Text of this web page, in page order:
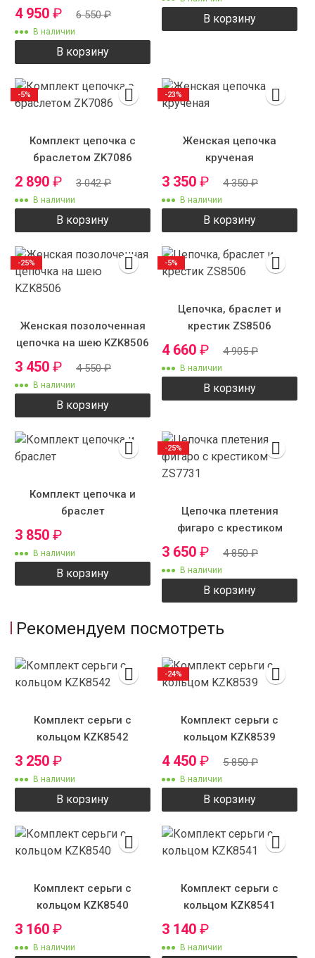
4 950 ₽ 6 550₽
В наличии
В корзину
В корзину
Комплект цепочка с
браслетом ZK7086
2 890 ₽ 3 042₽
В наличии
В корзину
-5%
Женская цепочка
крученая
3 350 ₽ 4 350₽
В наличии
В корзину
-23%
Женская позолоченная
цепочка на шею KZK8506
3 450 ₽ 4 550₽
В наличии
В корзину
-25%
Цепочка, браслет и
крестик ZS8506
4 660 ₽ 4 905₽
В наличии
В корзину
-5%
Комплект цепочка и
браслет
3 850 ₽
В наличии
В корзину
Цепочка плетения
фигаро с крестиком
3 650 ₽ 4 850₽
В наличии
В корзину
-25%
Рекомендуем посмотреть
Комплект серьги с
кольцом KZK8542
3 250 ₽
В наличии
В корзину
Комплект серьги с
кольцом KZK8539
4 450 ₽ 5 850₽
В наличии
В корзину
-24%
Комплект серьги с
кольцом KZK8540
3 160 ₽
В наличии
Комплект серьги с
кольцом KZK8541
3 140 ₽
В наличии